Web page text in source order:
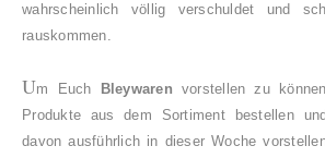
wahrscheinlich völlig verschuldet und
rauskommen.
Um Euch Bleywaren vorstellen zu
Produkte aus dem Sortiment bestellen
davon ausführlich in dieser Woche